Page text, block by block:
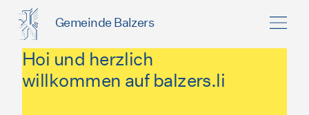
Gemeinde Balzers
Hoi und herzlich
willkommen auf balzers.li